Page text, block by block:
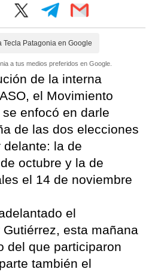
Tecla Patagonia en Google
a tus medios preferidos en Google.
de la interna
el Movimiento
enfocó en darle
de las dos elecciones
la de
octubre y la de
el 14 de noviembre
el
esta mañana
del que participaron
también el